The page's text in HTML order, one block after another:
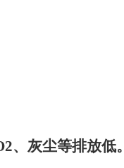
、灰尘等排放低